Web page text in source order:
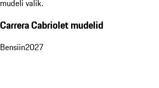
mudeli valik.
Carrera Cabriolet mudelid
Bensiin2027